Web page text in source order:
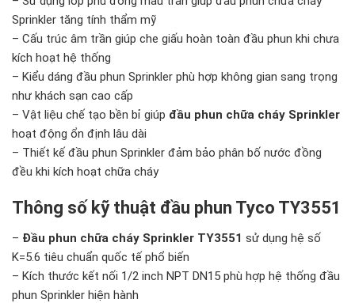
Sprinkler tăng tính thẩm mỹ
– Cấu trúc âm trần giúp che giấu hoàn toàn đầu phun khi chưa
kích hoạt hệ thống
– Kiểu dáng đầu phun Sprinkler phù hợp không gian sang trọng
như khách sạn cao cấp
– Vật liệu chế tạo bền bỉ giúp đầu phun chữa cháy Sprinkler
hoạt động ổn định lâu dài
– Thiết kế đầu phun Sprinkler đảm bảo phân bố nước đồng
đều khi kích hoạt chữa cháy
Thông số kỹ thuật đầu phun Tyco TY3551
– Đầu phun chữa cháy Sprinkler TY3551 sử dụng hệ số
K=5.6 tiêu chuẩn quốc tế phổ biến
– Kích thước kết nối 1/2 inch NPT DN15 phù hợp hệ thống đầu
phun Sprinkler hiện hành